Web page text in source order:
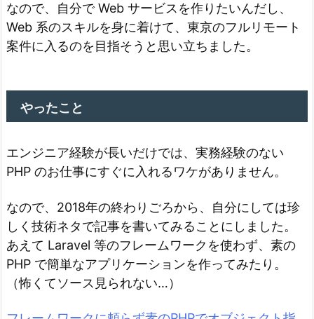
なので、自分で Web サービスを作りたいんだし、
Web 系のスキルを身に着けて、東京のフルリモート
案件に入るのを目指そうと思い立ちました。
やったこと
エンジニア経験が長いだけでは、実務経験のない
PHP のお仕事にすぐに入れるワケがありません。
なので、2018年の終わりごろから、自分にしては珍
しく技術ネタで記事を書いてみることにしました。
あえて Laravel 等のフレームワークを使わず、素の
PHP で簡単なアプリケーションを作ってみたり。
（怖くてソース見られない…）